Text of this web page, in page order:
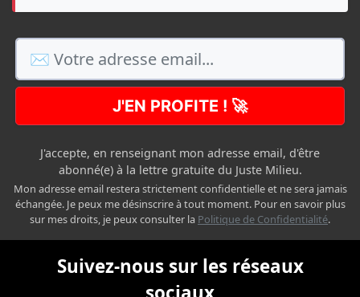
J'EN PROFITE ! 🚀
J'accepte, en renseignant mon adresse email, d'être
abonné(e) à la lettre gratuite du Juste Milieu.
Mon adresse email restera strictement confidentielle et ne sera jamais
échangée. Je peux me désinscrire à tout moment. Pour en savoir plus
sur mes droits, je peux consulter la Politique de Confidentialité.
Suivez-nous sur les réseaux